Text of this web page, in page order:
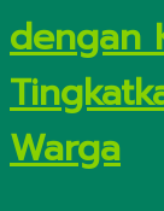
dengan
Warga